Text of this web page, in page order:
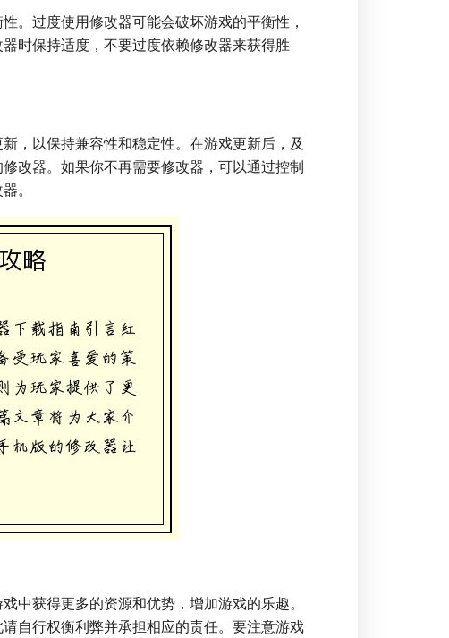
。过度使用修改器可能会破坏游戏的平衡性，
时保持适度，不要过度依赖修改器来获得胜
，以保持兼容性和稳定性。在游戏更新后，及
改器。如果你不再需要修改器，可以通过控制
。
中获得更多的资源和优势，增加游戏的乐趣。
自行权衡利弊并承担相应的责任。要注意游戏